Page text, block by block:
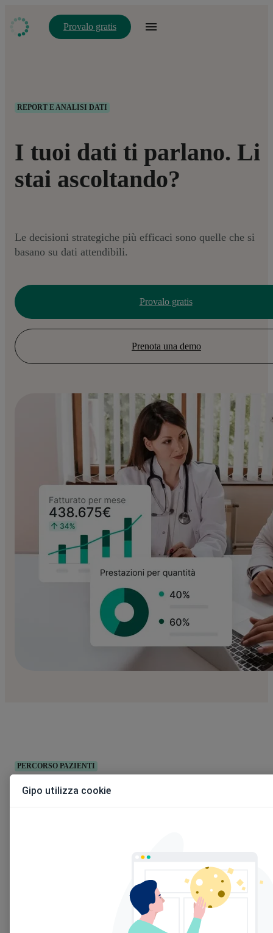
Provalo gratis
REPORT E ANALISI DATI
I tuoi dati ti parlano. Li
stai ascoltando?
Le decisioni strategiche più efficaci sono quelle che si
basano su dati attendibili.
Provalo gratis
Prenota una demo
PERCORSO PAZIENTI
Cosa puoi misurare con
Gipo utilizza cookie